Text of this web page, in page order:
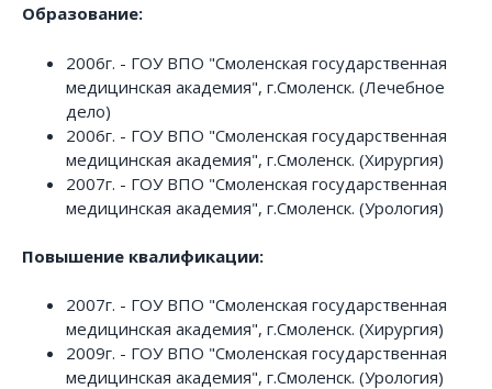
Образование:
2006г. - ГОУ ВПО "Смоленская государственная
медицинская академия", г.Смоленск. (Лечебное
дело)
2006г. - ГОУ ВПО "Смоленская государственная
медицинская академия", г.Смоленск. (Хирургия)
2007г. - ГОУ ВПО "Смоленская государственная
медицинская академия", г.Смоленск. (Урология)
Повышение квалификации:
2007г. - ГОУ ВПО "Смоленская государственная
медицинская академия", г.Смоленск. (Хирургия)
2009г. - ГОУ ВПО "Смоленская государственная
медицинская академия", г.Смоленск. (Урология)